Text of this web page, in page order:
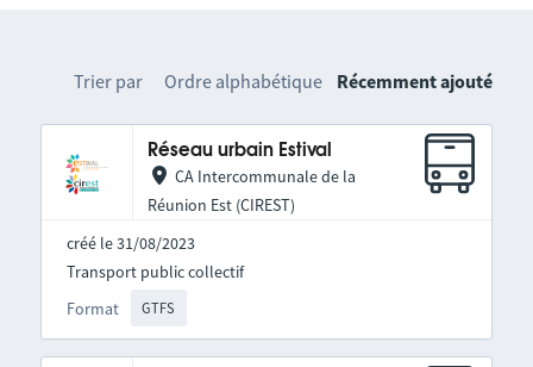
Trier par Ordre alphabétique Récemment ajouté
Réseau urbain Estival
CA Intercommunale de la
Réunion Est (CIREST)
créé le 31/08/2023
Format GTFS
Transport public collectif